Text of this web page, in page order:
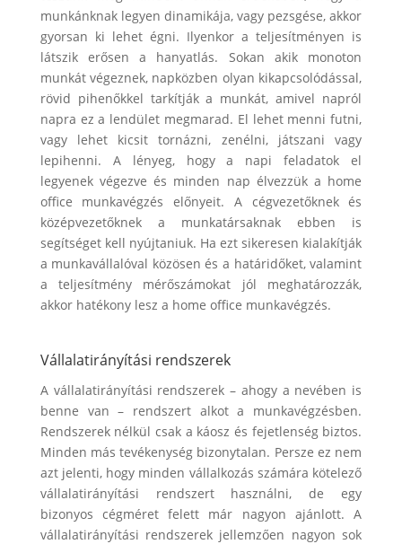
munkánknak legyen dinamikája, vagy pezsgése, akkor
gyorsan ki lehet égni. Ilyenkor a teljesítményen is
látszik erősen a hanyatlás. Sokan akik monoton
munkát végeznek, napközben olyan kikapcsolódással,
rövid pihenőkkel tarkítják a munkát, amivel napról
napra ez a lendület megmarad. El lehet menni futni,
vagy lehet kicsit tornázni, zenélni, játszani vagy
lepihenni. A lényeg, hogy a napi feladatok el
legyenek végezve és minden nap élvezzük a home
office munkavégzés előnyeit. A cégvezetőknek és
középvezetőknek a munkatársaknak ebben is
segítséget kell nyújtaniuk. Ha ezt sikeresen kialakítják
a munkavállalóval közösen és a határidőket, valamint
a teljesítmény mérőszámokat jól meghatározzák,
akkor hatékony lesz a home office munkavégzés.
Vállalatirányítási rendszerek
A vállalatirányítási rendszerek – ahogy a nevében is
benne van – rendszert alkot a munkavégzésben.
Rendszerek nélkül csak a káosz és fejetlenség biztos.
Minden más tevékenység bizonytalan. Persze ez nem
azt jelenti, hogy minden vállalkozás számára kötelező
vállalatirányítási rendszert használni, de egy
bizonyos cégméret felett már nagyon ajánlott. A
vállalatirányítási rendszerek jellemzően nagyon sok